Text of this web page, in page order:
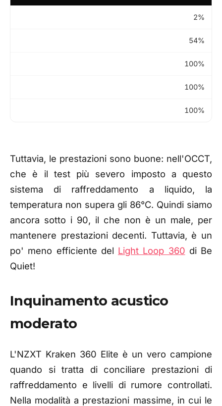
2%
54%
100%
100%
100%
Tuttavia, le prestazioni sono buone: nell'OCCT,
che è il test più severo imposto a questo
sistema di raffreddamento a liquido, la
temperatura non supera gli 86°C. Quindi siamo
ancora sotto i 90, il che non è un male, per
mantenere prestazioni decenti. Tuttavia, è un
po' meno efficiente del Light Loop 360 di Be
Quiet!
Inquinamento acustico
moderato
L'NZXT Kraken 360 Elite è un vero campione
quando si tratta di conciliare prestazioni di
raffreddamento e livelli di rumore controllati.
Nella modalità a prestazioni massime, in cui le